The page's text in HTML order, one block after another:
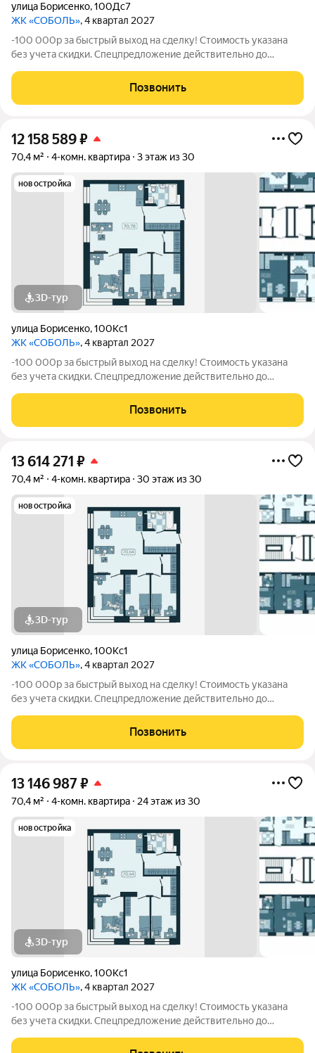
улица Борисенко,100Дс7
ЖК «СОБОЛЬ», 4 квартал 2027
-100 000р за быстрый выход на сделку! Стоимость указана
без учета скидки. Спецпредложение действительно до
пришлем вам ссылку на 3D аэротур по ЖК "Соболь" Квартира
№289 на 26 этаже Отделка:
Позвонить
12 158 589₽
70,4 м² 4-комн. квартира 3 этаж из 30
новостройка
3D-тур
улица Борисенко,100Кс1
ЖК «СОБОЛЬ», 4 квартал 2027
-100 000р за быстрый выход на сделку! Стоимость указана
без учета скидки. Спецпредложение действительно до
пришлем вам ссылку на 3D аэротур по ЖК "Соболь" Квартира
№36 на 3 этаже Отделка:
Позвонить
13 614 271 ₽
70,4 м² 4-комн. квартира 30 этаж из 30
новостройка
3D-тур
улица Борисенко,100Кс1
ЖК «СОБОЛЬ», 4 квартал 2027
-100 000р за быстрый выход на сделку! Стоимость указана
без учета скидки. Спецпредложение действительно до
пришлем вам ссылку на 3D аэротур по ЖК "Соболь" Квартира
№370 на 30 этаже Отделка:
Позвонить
13 146 987₽
70,4 м² 4-комн. квартира 24 этаж из 30
новостройка
3D-тур
улица Борисенко,100Кс1
ЖК «СОБОЛЬ», 4 квартал 2027
-100 000р за быстрый выход на сделку! Стоимость указана
без учета скидки. Спецпредложение действительно до
пришлем вам ссылку на 3D аэротур по ЖК "Соболь" Квартира